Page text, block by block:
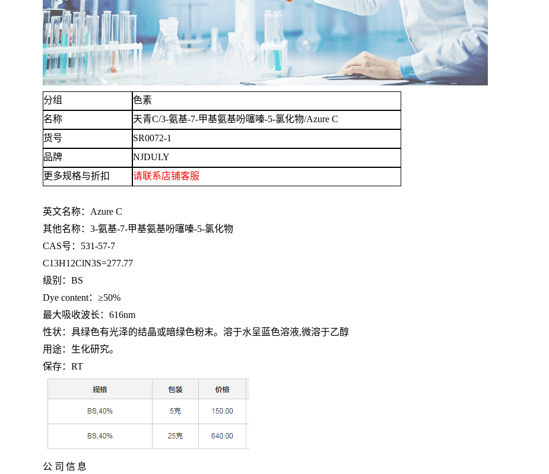
分组
色素
名称
天青C/3-氨基-7-甲基氨基吩噻嗪-5-氯化物/Azure C
货号
SR0072-1
品牌
NJDULY
更多规格与折扣
请联系店铺客服
英文名称： Azure C
其他名称： 3-氨基-7-甲基氨基吩噻嗪-5-氯化物
CAS号：531-57-7
C13H12ClN3S=277.77
级别： BS
Dye content：≥50%
最大吸收波长： 616nm
性状：具绿色有光泽的结晶或暗绿色粉末。溶于水呈蓝色溶液,微溶于乙醇
用途：生化研究。
保存： RT
公 司 信 息